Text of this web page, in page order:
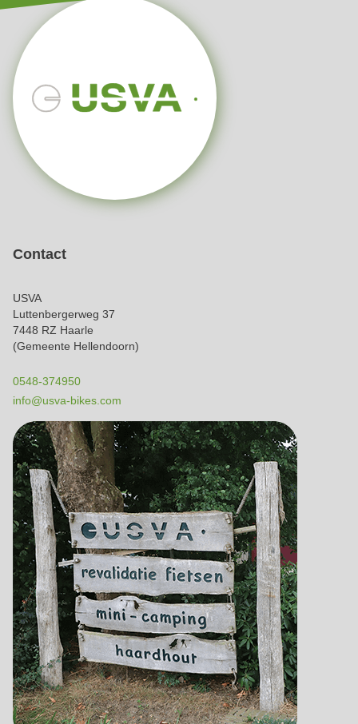
Contact
USVA
Luttenbergerweg 37
7448 RZ Haarle
(Gemeente Hellendoorn)
0548-374950
info@usva-bikes.com